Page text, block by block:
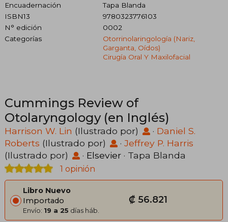
Encuadernación
Tapa Blanda
ISBN13
9780323776103
N° edición
0002
Categorías
Otorrinolaringología (nariz,
Garganta, Oídos)
Cirugía Oral Y Maxilofacial
Cummings Review of
Otolaryngology (en Inglés)
Harrison W. Lin (Ilustrado por) · Daniel S.
Roberts (Ilustrado por) · Jeffrey P. Harris
(Ilustrado por)
· Elsevier · Tapa Blanda
1 opinión
Libro Nuevo
Importado
Envío: 19 a 25 días háb.
₡ 56.821